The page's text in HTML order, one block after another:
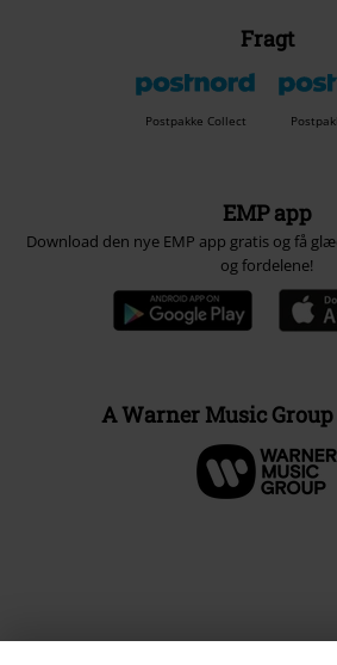
Fragt
Postpakke Collect
EMP app
Download den nye EMP app gratis og få
og fordelene!
A Warner Music